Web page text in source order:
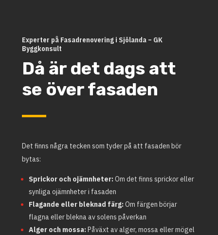
Experter på Fasadrenovering i Sjölanda – GK
Byggkonsult
Då är det dags att
se över fasaden
Det finns några tecken som tyder på att fasaden bör
bytas:
Sprickor och ojämnheter:Om det finns sprickor eller
synliga ojämnheter i fasaden
Flagande eller bleknad färg:Om färgen börjar
flagna eller blekna av solens påverkan
Alger och mossa:Påväxt av alger, mossa eller mögel